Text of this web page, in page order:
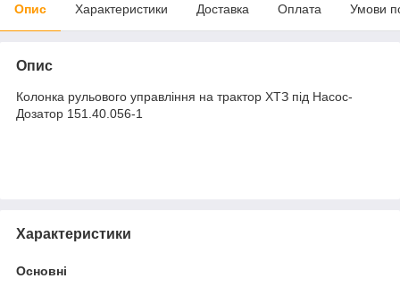
Опис Характеристики Доставка Оплата Умови
Опис
Колонка рульового управління на трактор ХТЗ під Насос-
Дозатор 151.40.056-1
Характеристики
Основні